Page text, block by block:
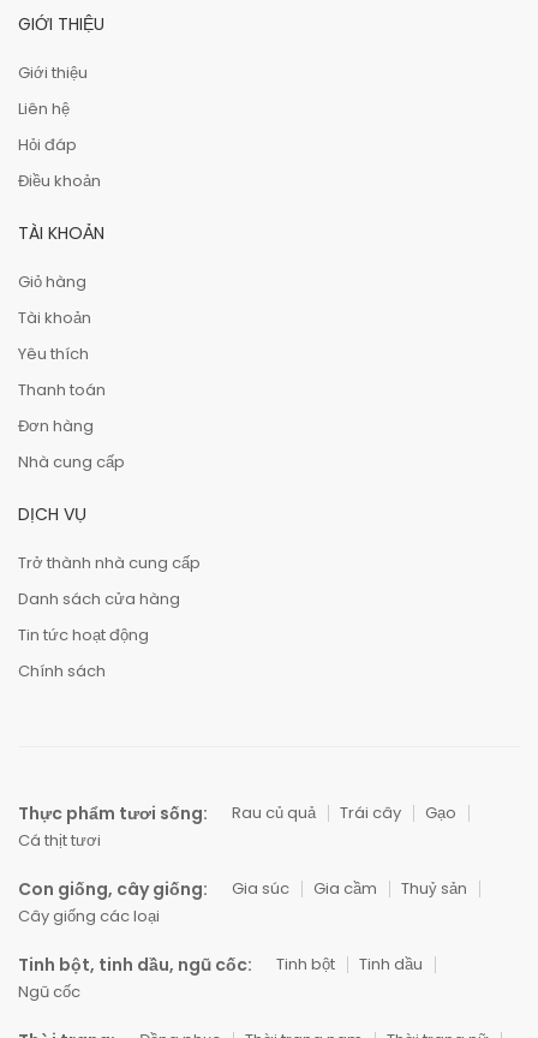
GIỚI THIỆU
Giới thiệu
Liên hệ
Hỏi đáp
Điều khoản
TÀI KHOẢN
Giỏ hàng
Tài khoản
Yêu thích
Thanh toán
Đơn hàng
Nhà cung cấp
DỊCH VỤ
Trở thành nhà cung cấp
Danh sách cửa hàng
Tin tức hoạt động
Chính sách
Thực phẩm tươi sống: Rau củ quả Trái cây
Gạo
Cá thịt tươi
Con giống, cây giống: Gia súc Gia cầm
Thuỷ sản
Cây giống các loại
Tinh bột, tinh dầu, ngũ cốc: Tinh bột
Tinh dầu
Ngũ cốc